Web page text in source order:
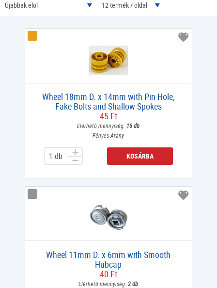
Újabbak elöl 12 termék / oldal
Wheel 18mm D. x 14mm with Pin Hole,
Fake Bolts and Shallow Spokes
45 Ft
Elérhető mennyiség: 16 db
Fényes Arany
KOSÁRBA
Wheel 11mm D. x 6mm with Smooth
Hubcap
40 Ft
Elérhető mennyiség:2 db